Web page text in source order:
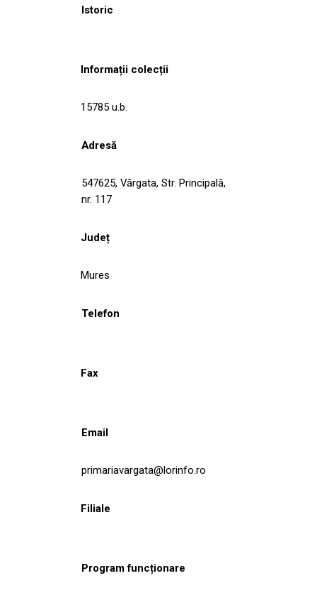
Istoric
Informații colecții
15785 u.b.
Adresă
547625, Vărgata, Str. Principală,
nr. 117
Județ
Mures
Telefon
Fax
Email
primariavargata@lorinfo.ro
Filiale
Program funcționare